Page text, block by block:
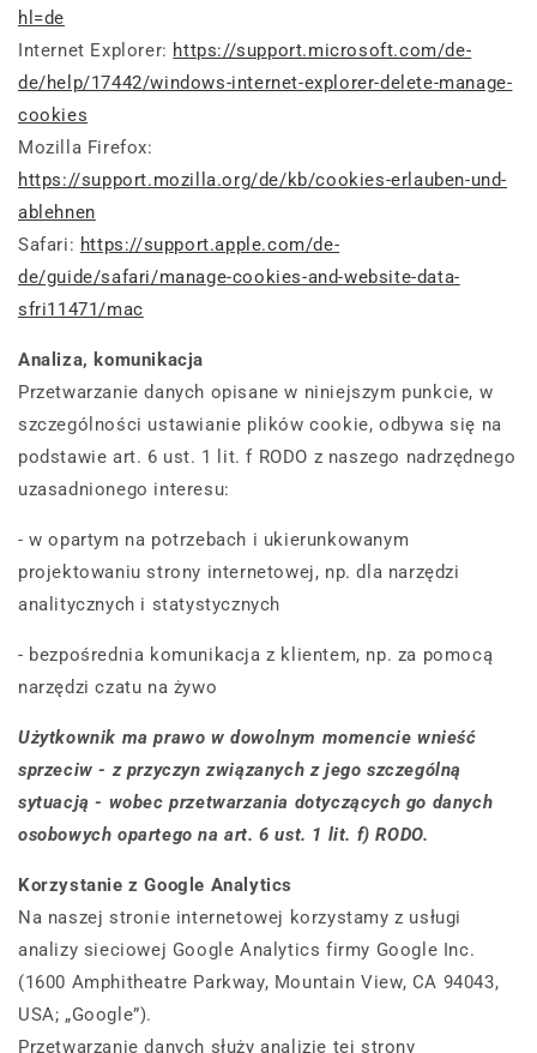
hl=de
Internet Explorer: https://support.microsoft.com/de-
de/help/17442/windows-internet-explorer-delete-manage-
cookies
Mozilla Firefox:
https://support.mozilla.org/de/kb/cookies-erlauben-und-
ablehnen
Safari: https://support.apple.com/de-
de/guide/safari/manage-cookies-and-website-data-
sfri11471/mac
Analiza, komunikacja
Przetwarzanie danych opisane w niniejszym punkcie, w
szczególności ustawianie plików cookie, odbywa się na
podstawie art. 6 ust. 1 lit. f RODO z naszego nadrzędnego
uzasadnionego interesu:
- w opartym na potrzebach i ukierunkowanym
projektowaniu strony internetowej, np. dla narzędzi
analitycznych i statystycznych
- bezpośrednia komunikacja z klientem, np. za pomocą
narzędzi czatu na żywo
Użytkownik ma prawo w dowolnym momencie wnieść
sprzeciw - z przyczyn związanych z jego szczególną
sytuacją - wobec przetwarzania dotyczących go danych
osobowych opartego na art. 6 ust. 1 lit. f) RODO.
Korzystanie z Google Analytics
Na naszej stronie internetowej korzystamy z usługi
analizy sieciowej Google Analytics firmy Google Inc.
(1600 Amphitheatre Parkway, Mountain View, CA 94043,
USA; „Google”).
Przetwarzanie danych służy analizie tej strony